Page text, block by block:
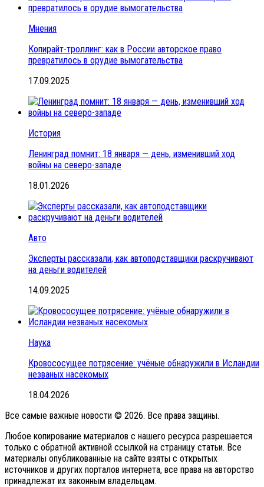
Мнения
Копирайт-троллинг: как в России авторское право
превратилось в орудие вымогательства
17.09.2025
История
Ленинград помнит: 18 января — день, изменивший ход
войны на северо-западе
18.01.2026
Авто
Эксперты рассказали, как автоподставщики раскручивают
на деньги водителей
14.09.2025
Наука
Кровососущее потрясение: учёные обнаружили в Исландии
незваных насекомых
18.04.2026
Все самые важные новости © 2026. Все права защины.
Любое копирование материалов с нашего ресурса разрешается
только с обратной активной ссылкой на страницу статьи. Все
материалы опубликованные на сайте взяты с открытых
источников и других порталов интернета, все права на авторство
принадлежат их законным владельцам.